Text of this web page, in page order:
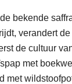
bekende
verandert
de cultuur
met
met